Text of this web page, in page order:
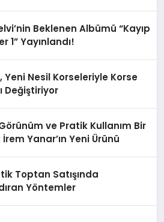
Beklenen Albümü “Kayıp
1” Yayınlandı!
Yeni Nesil Korseleriyle Korse
Değiştiriyor
ve Pratik Kullanım Bir
Yanar’ın Yeni Ürünü
Toptan Satışında
Yöntemler